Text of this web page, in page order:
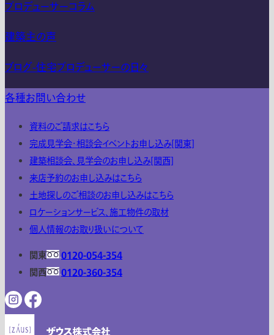
プロデューサーコラム
建築主の声
ブログ-住宅プロデューサーの日々
各種お問い合わせ
資料のご請求はこちら
完成見学会・相談会イベントお申し込み[関東]
建築相談会、見学会のお申し込み[関西]
来店予約のお申し込みはこちら
土地探しのご相談のお申し込みはこちら
ロケーションサービス、施工物件の取材
個人情報のお取り扱いについて
関東
0120-054-354
関西
0120-360-354